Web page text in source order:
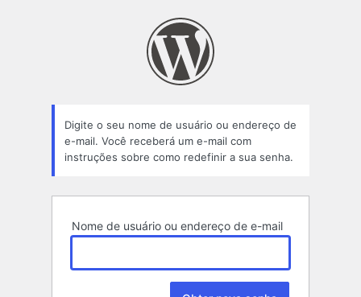
Digite o seu nome de usuário ou endereço de
e-mail. Você receberá um e-mail com
instruções sobre como redefinir a sua senha.
Nome de usuário ou endereço de e-mail